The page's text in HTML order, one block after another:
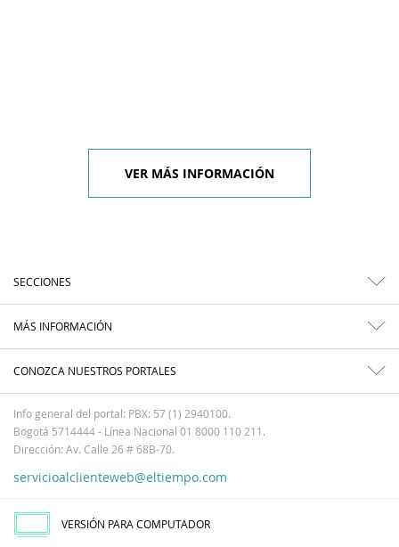
VER MÁS INFORMACIÓN
SECCIONES
MÁS INFORMACIÓN
CONOZCA NUESTROS PORTALES
Info general del portal: PBX: 57 (1) 2940100.
Bogotá 5714444 - Línea Nacional 01 8000 110 211.
Dirección: Av. Calle 26 # 68B-70.
servicioalclienteweb@eltiempo.com
VERSIÓN PARA COMPUTADOR